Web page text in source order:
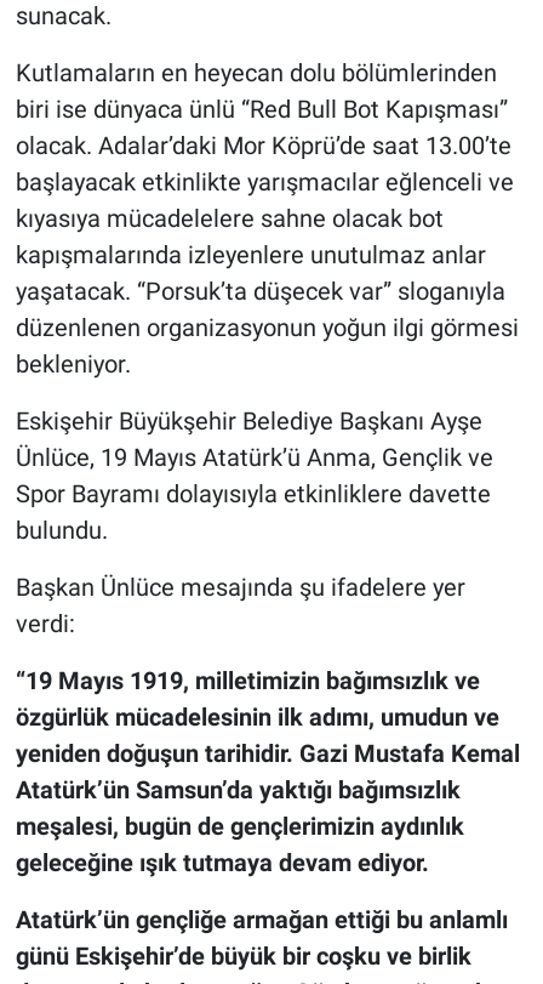
sunacak.
Kutlamaların en heyecan dolu bölümlerinden
biri ise dünyaca ünlü “Red Bull Bot Kapışması”
olacak. Adalar’daki Mor Köprü’de saat 13.00’te
başlayacak etkinlikte yarışmacılar eğlenceli ve
kıyasıya mücadelelere sahne olacak bot
kapışmalarında izleyenlere unutulmaz anlar
yaşatacak. “Porsuk’ta düşecek var” sloganıyla
düzenlenen organizasyonun yoğun ilgi görmesi
bekleniyor.
Eskişehir Büyükşehir Belediye Başkanı Ayşe
Ünlüce, 19 Mayıs Atatürk’ü Anma, Gençlik ve
Spor Bayramı dolayısıyla etkinliklere davette
bulundu.
Başkan Ünlüce mesajında şu ifadelere yer
verdi:
“19 Mayıs 1919, milletimizin bağımsızlık ve
özgürlük mücadelesinin ilk adımı, umudun ve
yeniden doğuşun tarihidir. Gazi Mustafa Kemal
Atatürk’ün Samsun’da yaktığı bağımsızlık
meşalesi, bugün de gençlerimizin aydınlık
geleceğine ışık tutmaya devam ediyor.
Atatürk’ün gençliğe armağan ettiği bu anlamlı
günü Eskişehir’de büyük bir coşku ve birlik